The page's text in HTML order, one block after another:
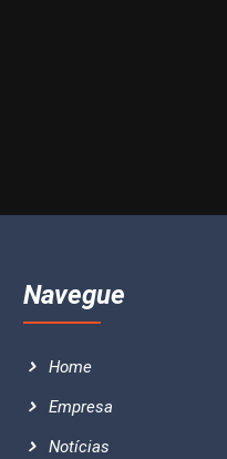
Navegue
Home
Empresa
Notícias